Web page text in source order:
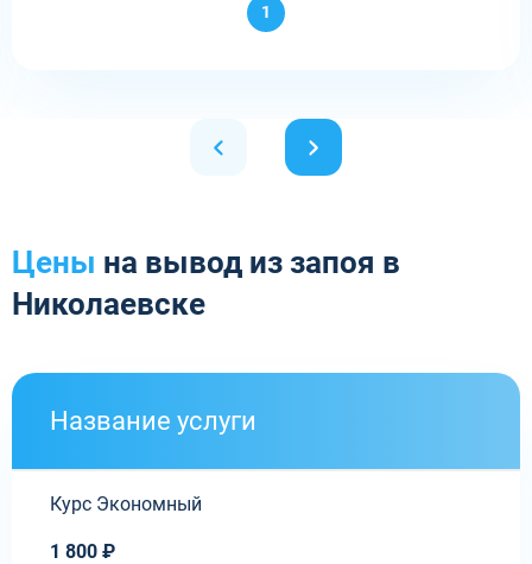
1
Цены на вывод из запоя в
Николаевске
Название услуги
Курс Экономный
1 800 ₽